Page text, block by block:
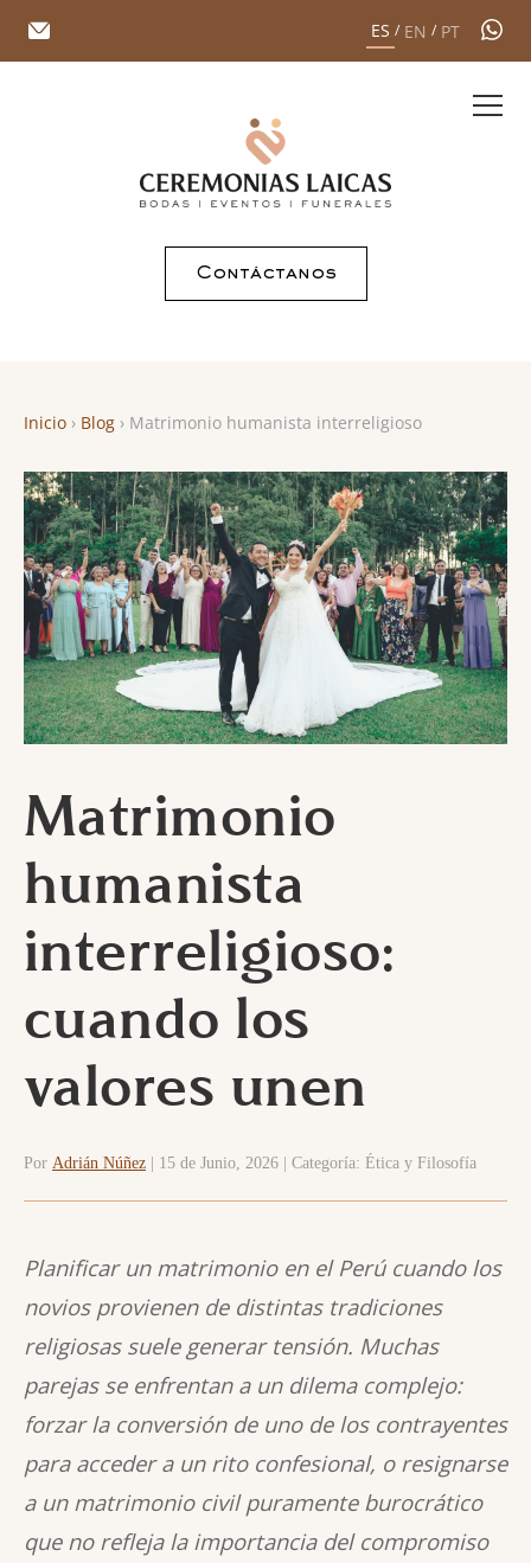
ES / EN / PT
Contáctanos
Inicio › Blog › Matrimonio humanista interreligioso
Matrimonio
humanista
interreligioso:
cuando los
valores unen
Por Adrián Núñez | 15 de Junio, 2026 | Categoría: Ética y Filosofía
Planificar un matrimonio en el Perú cuando los
novios provienen de distintas tradiciones
religiosas suele generar tensión. Muchas
parejas se enfrentan a un dilema complejo:
forzar la conversión de uno de los contrayentes
para acceder a un rito confesional, o resignarse
a un matrimonio civil puramente burocrático
que no refleja la importancia del compromiso